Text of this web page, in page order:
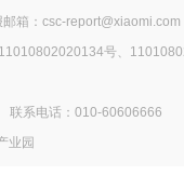
邮箱：csc-report@xiaomi.com
号、
联系电话：010-60606666
业园